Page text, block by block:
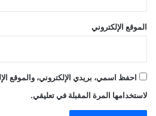
الموقع الإلكتروني
احفظ اسمي، بريدي الإلكتروني، والموقع
لاستخدامها المرة المقبلة في تعليقي.